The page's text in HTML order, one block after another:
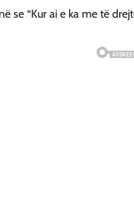
se “Kur ai e ka me të